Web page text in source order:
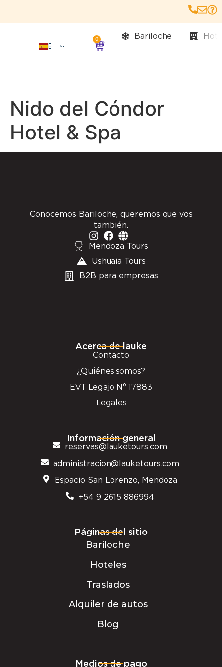
0 Bariloche
Nido del Cóndor
Hotel & Spa
Conocemos Bariloche, queremos que vos
también.
Mendoza Tours
Ushuaia Tours
B2B para empresas
Acerca de lauke
Contacto
¿Quiénes somos?
EVT Legajo N° 17883
Legales
Información general
reservas@lauketours.com
administracion@lauketours.com
Espacio San Lorenzo, Mendoza
+54 9 2615 886994
Páginas del sitio
Bariloche
Hoteles
Traslados
Alquiler de autos
Blog
Medios de pago